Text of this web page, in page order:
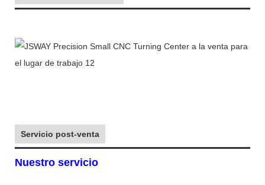
Servicio post-venta
Nuestro servicio